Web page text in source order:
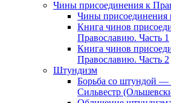
Чины присоединения к
Чины присоединения
Книга чинов
Православию. Часть 1
Книга чинов
Православию. Часть 2
Штундизм
Борьба со штундой —
Сильвестр